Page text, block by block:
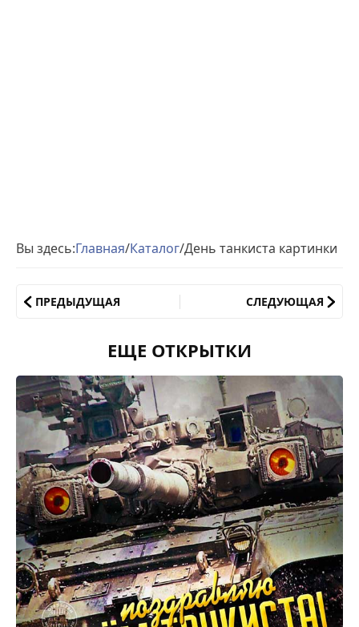
Вы здесь:Главная/Каталог/День танкиста картинки
ПРЕДЫДУЩАЯ СЛЕДУЮЩАЯ
ЕЩЕ ОТКРЫТКИ